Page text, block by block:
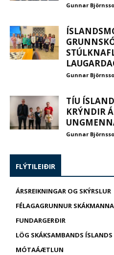
Gunnar
Gunnar
TÍU
KRÝNDIR
Gunnar
FLÝTILEIÐIR
ÁRSREIKNINGAR OG SKÝRSLUR
FÉLAGAGRUNNUR SKÁKMANNA
FUNDARGERÐIR
LÖG SKÁKSAMBANDS ÍSLANDS
MÓTAÁÆTLUN